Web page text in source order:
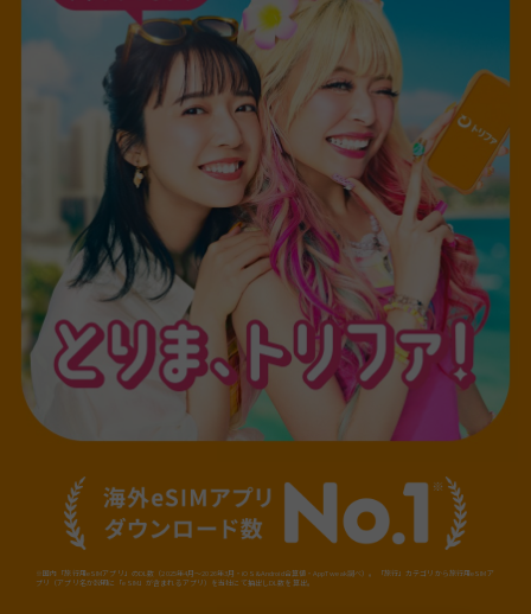
※国内「旅行用eSIMアプリ」のDL数（2025年4月～2026年3月・iOS&Android合算値・AppTweak調べ）。「旅行」カテゴリから旅行用eSIMア
プリ（アプリ名か説明に「eSIM」が含まれるアプリ）を当社にて抽出しDL数を算出。